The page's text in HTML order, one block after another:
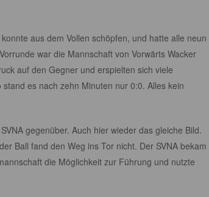
aus dem Vollen schöpfen, und hatte alle neun
war die Mannschaft von Vorwärts Wacker
auf den Gegner und erspielten sich viele
es nach zehn Minuten nur 0:0. Alles kein
gegenüber. Auch hier wieder das gleiche Bild.
Ball fand den Weg ins Tor nicht. Der SVNA bekam
die Möglichkeit zur Führung und nutzte